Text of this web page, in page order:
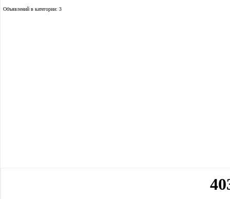
Объявлений в категории: 3